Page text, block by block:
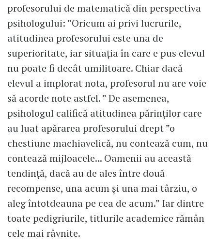
profesorului de matematică din perspectiva
psihologului: ”Oricum ai privi lucrurile,
atitudinea profesorului este una de
superioritate, iar situația în care e pus elevul
nu poate fi decât umilitoare. Chiar dacă
elevul a implorat nota, profesorul nu are voie
să acorde note astfel. ” De asemenea,
psihologul califică atitudinea părinților care
au luat apărarea profesorului drept ”o
chestiune machiavelică, nu contează cum, nu
contează mijloacele... Oamenii au această
tendință, dacă au de ales între două
recompense, una acum și una mai târziu, o
aleg întotdeauna pe cea de acum.” Iar dintre
toate pedigriurile, titlurile academice rămân
cele mai râvnite.